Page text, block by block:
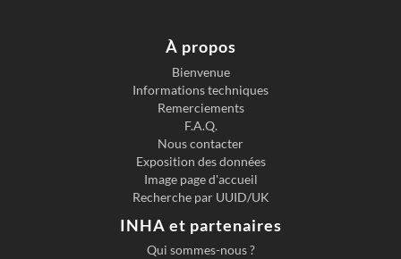
À propos
Bienvenue
Informations techniques
Remerciements
F.A.Q.
Nous contacter
Exposition des données
Image page d'accueil
Recherche par UUID/UK
INHA et partenaires
Qui sommes-nous ?